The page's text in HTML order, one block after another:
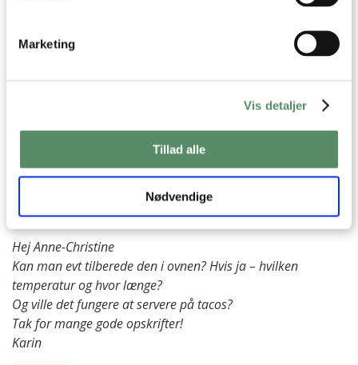
Marketing
Vis detaljer
Tillad alle
Nødvendige
hilsen, så kan du skrive til mig i kommentarfeltet herunder.
Du kan måske finde svaret på dit spørgsmål i kommentarfeltet,
11 KOMMENTARER
Hej Anne-Christine
Kan man evt tilberede den i ovnen? Hvis ja – hvilken
temperatur og hvor længe?
Og ville det fungere at servere på tacos?
Tak for mange gode opskrifter!
Karin